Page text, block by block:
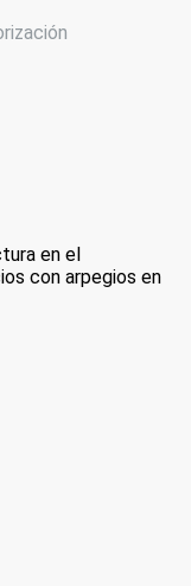
en el
con arpegios en